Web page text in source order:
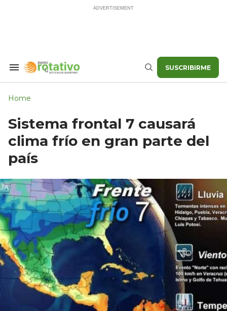
Search
Buscar SUSCRIBIRME
Home
Sistema frontal 7 causará
clima frío en gran parte del
país